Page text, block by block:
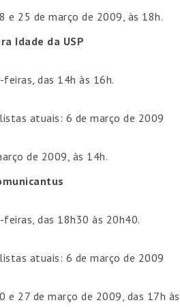
e 25 de março de 2009, às 18h.
Idade da USP
das 14h às 16h.
atuais: 6 de março de 2009
de 2009, às 14h.
feiras, das 18h30 às 20h40.
atuais: 6 de março de 2009
e 27 de março de 2009, das 17h